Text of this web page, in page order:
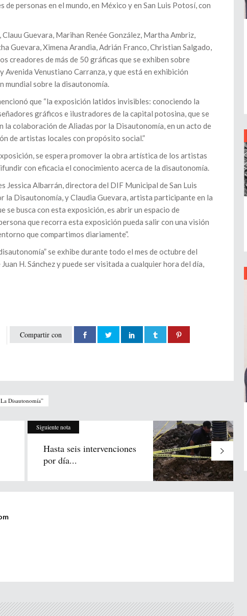
personas en el mundo, en México y en San Luis Potosí, con
Guevara, Marihan Renée González, Martha Ambriz,
Guevara, Ximena Arandia, Adrián Franco, Christian Salgado,
creadores de más de 50 gráficas que se exhiben sobre
Venustiano Carranza, y que está en exhibición
mundial sobre la disautonomía.
que “la exposición latidos invisibles: conociendo la
gráficos e ilustradores de la capital potosina, que se
la colaboración de Aliadas por la Disautonomía, en un acto de
de artistas locales con propósito social.”
se espera promover la obra artística de los artistas
con eficacia el conocimiento acerca de la disautonomía.
Jessica Albarrán, directora del DIF Municipal de San Luis
la Disautonomía, y Claudia Guevara, artista participante en la
se busca con esta exposición, es abrir un espacio de
que recorra esta exposición pueda salir con una visión
que compartimos diariamente”.
se exhibe durante todo el mes de octubre del
H. Sánchez y puede ser visitada a cualquier hora del día,
Compartir con
Disautonomía”
Siguiente nota
Hasta seis intervenciones
por día...